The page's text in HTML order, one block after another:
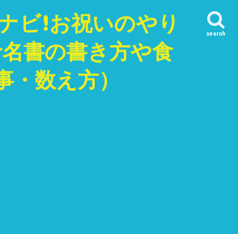
ビ!お祝いのやり
書の書き方や食
・数え方）
search